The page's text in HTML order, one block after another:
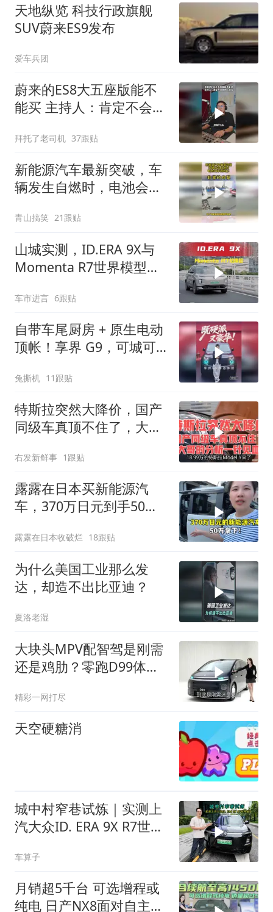
天地纵览 科技行政旗舰
SUV蔚来ES9发布
爱车兵团
蔚来的ES8大五座版能不
能买 主持人：肯定不会错
拜托了老司机 37跟贴
新能源汽车最新突破，车
辆发生自燃时，电池会自
青山搞笑 21跟贴
山城实测，ID.ERA 9X与
Momenta R7世界模型会
车市进言 6跟贴
自带车尾厨房 + 原生电动
顶帐！享界 G9，可城可
兔撕机 11跟贴
特斯拉突然大降价，国产
同级车真顶不住了，大哥
右发新鲜事 1跟贴
露露在日本买新能源汽
车，370万日元到手50万
露露在日本收破烂 18跟贴
为什么美国工业那么发
达，却造不出比亚迪？
夏洛老湿
大块头MPV配智驾是刚需
还是鸡肋？零跑D99体验
精彩一网打尽
天空硬糖消
城中村窄巷试炼｜实测上
汽大众ID. ERA 9X R7世界
车算子
月销超5千台 可选增程或
纯电 日产NX8面对自主品